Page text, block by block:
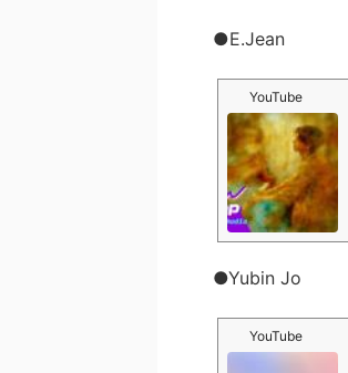
●E.Jean
YouTube
●Yubin Jo
YouTube